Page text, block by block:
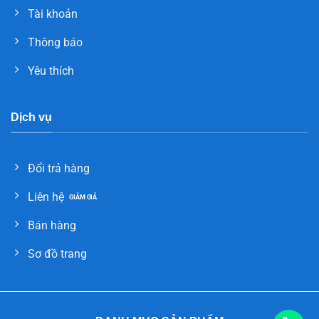
Tài khoản
Thông báo
Yêu thích
Dịch vụ
Đổi trả hàng
Liên hệ
Bán hàng
Sơ đồ trang